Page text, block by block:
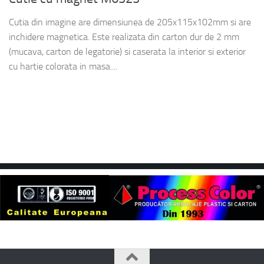
Cutia din imagine are dimensiunea de 205x115x102mm si are
inchidere magnetica. Este realizata din carton dur de 2 mm
(mucava, carton de legatorie) si caserata la interior si exterior
cu hartie colorata in masa....